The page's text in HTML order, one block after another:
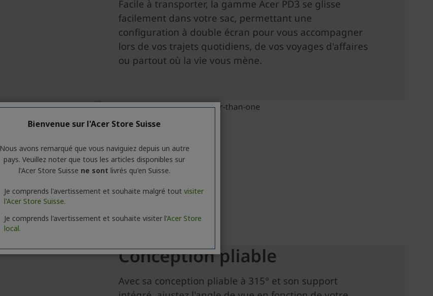
Bienvenue sur l'Acer Store Suisse
Nous avons remarqué que vous naviguiez depuis un autre
pays. Veuillez noter que tous les articles disponibles sur
l'Acer Store Suisse ne sont livrés qu'en Suisse.
Je comprends l'avertissement et souhaite malgré tout visiter
l'Acer Store Suisse.
Je comprends l'avertissement et souhaite visiter l'Acer Store
local.